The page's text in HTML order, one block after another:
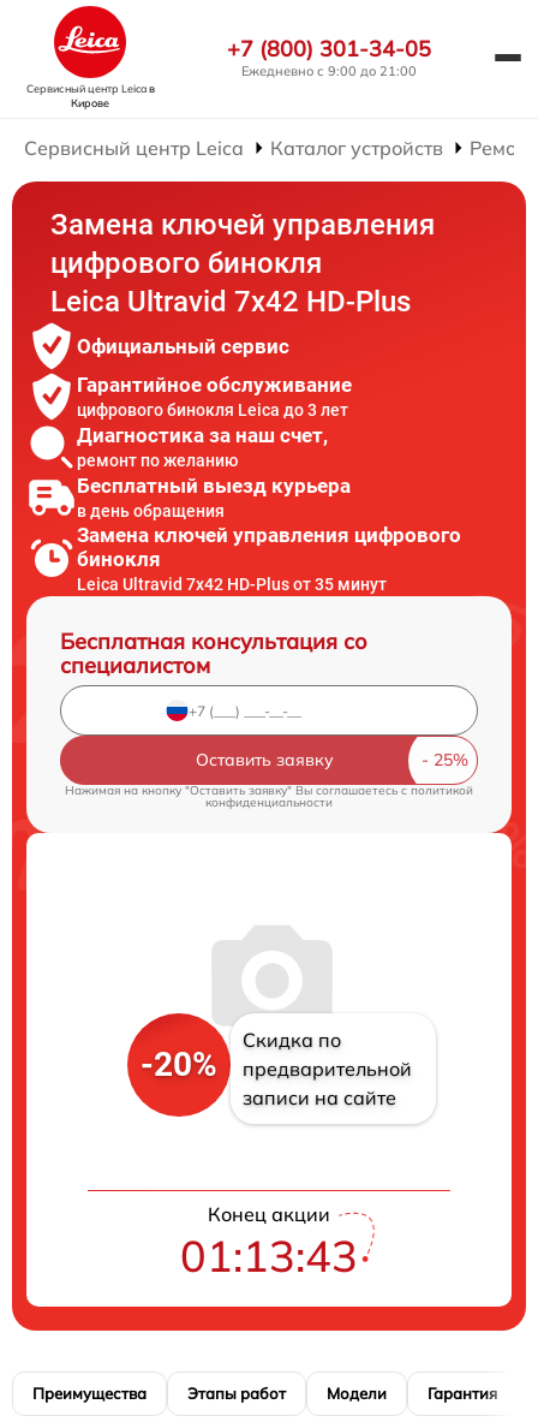
Сервисный центр Leicaв
Кирове
+7 (800) 301-34-05
Ежедневно с 9:00 до 21:00
Сервисный центр Leica Каталог устройств
Замена ключей управления
цифрового бинокля
Leica Ultravid 7x42 HD-Plus
Официальный сервис
Гарантийное обслуживание
цифрового бинокля Leica до 3 лет
Диагностика за наш счет,
ремонт по желанию
Бесплатный выезд курьера
в день обращения
Замена ключей управления цифрового
бинокля
Leica Ultravid 7x42 HD-Plus от 35 минут
Бесплатная консультация со
специалистом
Оставить заявку
Нажимая на кнопку "Оставить заявку" Вы соглашаетесь cполитикой
конфиденциальности
-20%
Скидка по
предварительной
записи на сайте
Конец акции
01:13:42
Преимущества Этапы работ Модели Гарантия